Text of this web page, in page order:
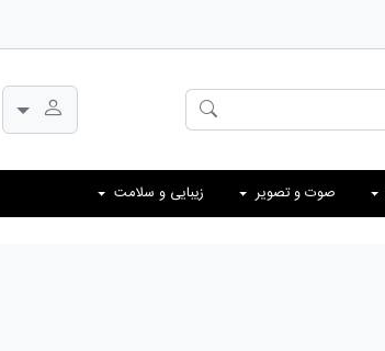
صوت و تصویر زیبایی و سلامت